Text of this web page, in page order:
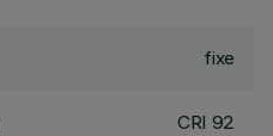
fixe
CRI 92